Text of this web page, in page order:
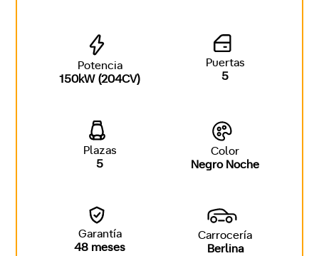
Potencia
150kW (204CV)
Puertas
5
Plazas
5
Color
Negro Noche
Garantía
48 meses
Carrocería
Berlina